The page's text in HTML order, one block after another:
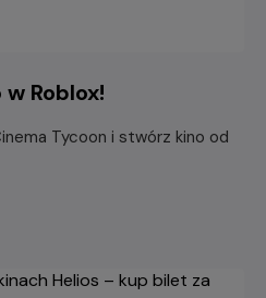
Roblox!
Tycoon i stwórz kino od